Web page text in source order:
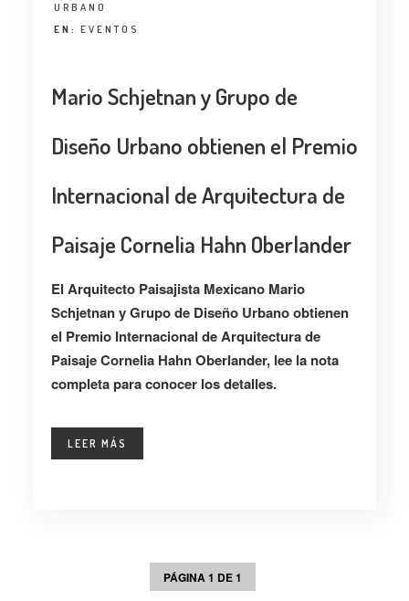
LANDUUM
CONSEJO HONORÍFICO
URBANO
EN: EVENTOS
Mario Schjetnan y Grupo de
Diseño Urbano obtienen el Premio
Internacional de Arquitectura de
Paisaje Cornelia Hahn Oberlander
El Arquitecto Paisajista Mexicano Mario
Schjetnan y Grupo de Diseño Urbano obtienen
el Premio Internacional de Arquitectura de
Paisaje Cornelia Hahn Oberlander, lee la nota
completa para conocer los detalles.
LEER MÁS
PÁGINA 1 DE 1